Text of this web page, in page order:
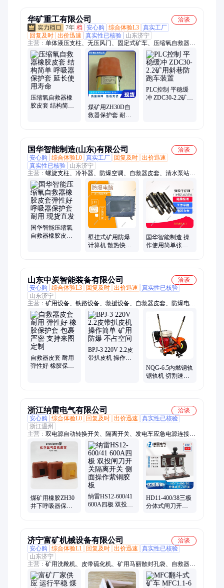
华矿重工有限公司
洽谈
7年 档 安心购 综合体验L3 真实工厂
回复及时 出价迅速 真实性已核验
山东济宁
主营： 单体液压支柱、无压风门、固定式矿车、压缩氧自救器橡
胶皮套、矿用混凝土搅拌机、炮泥机、刮板输送机、道岔、污水
泵、枕木、平台灯、电控箱、g10风镐、道夹板、三用阀、电机
车、扒渣机、封孔器、挡车器、振动筛、喷浆机、除铁器、密闭
罐、给煤机、雾炮机、凿岩机
压缩氧自救器橡
胶皮套 结构简单
煤矿用ZH30D自
救器保护套 耐用
PLC控制 平稳缓
冲 ZDC30-2.2矿用
国华智能制造(山东)有限公司
洽谈
安心购
综合体验L0 真实工厂 回复及时 出价迅速
真实性已核验
山东济宁
主营： 螺旋支柱、冷补器、防爆空调、自救器皮套、清水泵站、
撬毛台车、支柱柱鞋、防爆手机、装载机、找水仪、液压取线
器、防爆变频器、锚杆调直机、扭矩放大器、气动隔膜泵、防爆
计算器、全液压传动、矿灯充电柜、电动卷扬机、电动试压泵、
矿用防倒绳、自动放水器、电动水压泵、修复机
国华智能压缩氧
自救器橡胶皮套
壁挂式矿用防爆
计算机 散热快连
国华智能制造 操
作使用简单张拉
山东中炭智能装备有限公司
洽谈
安心购
综合体验L3 回复及时 出价迅速
真实性已核验
山东济宁
主营： 矿用设备、铁路设备、救援设备、自救器皮套、防爆电
器、仪器仪表、路面机械、工程机械、智能制造
自救器皮套 耐用
弹性好 橡胶保护
BPJ-3 220V 2.2皮
带扒皮机 操作简
NQG-6.5内燃钢轨
锯轨机 切割速度
浙江纳雷电气有限公司
洽谈
安心购
综合体验L0 回复及时 出价迅速
真实性已核验
浙江温州
主营： 双电源自动转换开关、隔离开关、发电车应急电源连接
器、自救器、MC面板插座、闸刀开关、断路器、接触器、熔断
煤矿用橡胶ZH30
井下呼吸器保护
纳雷HS12-600/41
600A四极 双投闸
HD11-400/38三极
分体式闸刀开关
济宁富矿机械设备有限公司
洽谈
安心购
综合体验L1 回复及时 出价迅速
真实性已核验
山东济宁
主营： 矿用洗靴机、皮带硫化机、矿用马丽散封孔袋、自救器橡
胶皮套、爆破聚能管、井下自动隔爆装置、断带抓捕器、矿用缓
冲床、矿用无压风门、矿用避难硐室门、负压放水器